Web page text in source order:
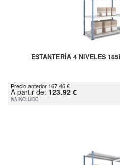
ESTANTERÍA 4 NIVELES
Precio anterior 167.46 €
A partir de: 123.92 €
IVA INCLUIDO